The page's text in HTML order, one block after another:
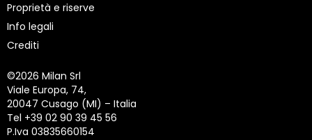
Proprietà e riserve
Info legali
Crediti
©2026 Milan Srl
Viale Europa, 74,
20047 Cusago (MI) – Italia
Tel +39 02 90 39 45 56
P.Iva 03835660154